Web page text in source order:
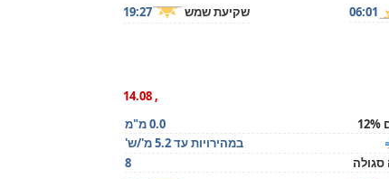
06:01 שקיעת שמש 19:27
, 14.08
0.0 מ"מ
במהירויות עד 5.2 מ'/ש'
סגולה
8